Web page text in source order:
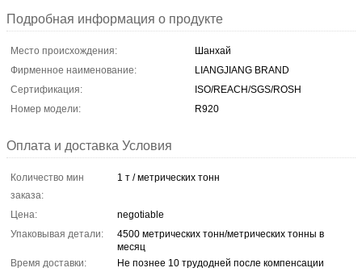
Подробная информация о продукте
Место происхождения:
Шанхай
Фирменное наименование:
LIANGJIANG BRAND
Сертификация:
ISO/REACH/SGS/ROSH
Номер модели:
R920
Оплата и доставка Условия
Количество мин
заказа:
1 т / метрических тонн
Цена:
negotiable
Упаковывая детали:
4500 метрических тонн/метрических тонны в
месяц
Время доставки:
Не познее 10 трудодней после компенсации